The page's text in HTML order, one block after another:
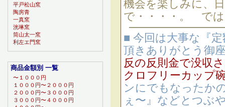
機会を楽しみに、
で・・・・。 では
■ 今回は大事な『
頂きありがとう御
反の反則金で没収
クロフリーカップ
ンにでもなったか
ぇ〜』などとつぶ
平戸松山窯
陶房青
一真窯
洸琳窯
筒山太一窯
利左エ門窯
商品金額別 一覧
〜１０００円
１０００円〜２０００円
２０００円〜３０００円
３０００円〜４０００円